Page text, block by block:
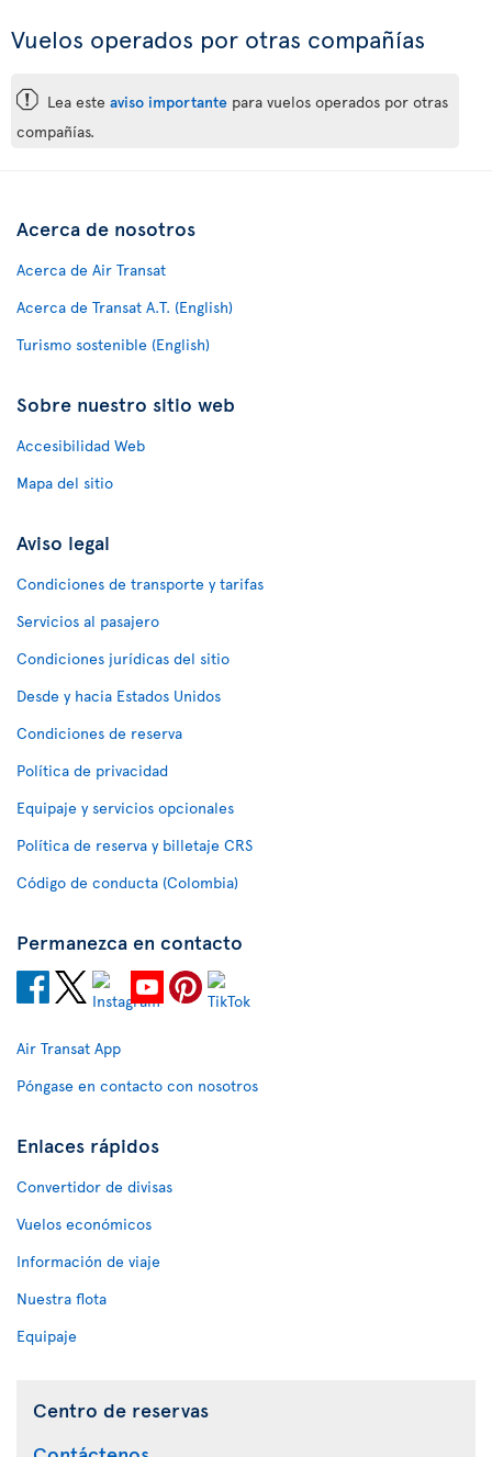
Vuelos operados por otras compañías
ü Lea este aviso importante para vuelos operados por otras
compañías.
Acerca de nosotros
Acerca de Air Transat
Acerca de Transat A.T. (English)
Turismo sostenible (English)
Sobre nuestro sitio web
Accesibilidad Web
Mapa del sitio
Aviso legal
Condiciones de transporte y tarifas
Servicios al pasajero
Condiciones jurídicas del sitio
Desde y hacia Estados Unidos
Condiciones de reserva
Política de privacidad
Equipaje y servicios opcionales
Política de reserva y billetaje CRS
Código de conducta (Colombia)
Permanezca en contacto
Air Transat App
Póngase en contacto con nosotros
Enlaces rápidos
Convertidor de divisas
Vuelos económicos
Información de viaje
Nuestra flota
Equipaje
Centro de reservas